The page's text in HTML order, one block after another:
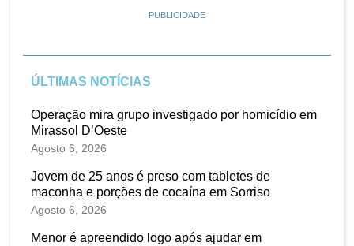
PUBLICIDADE
ÚLTIMAS NOTÍCIAS
Operação mira grupo investigado por homicídio em
Mirassol D’Oeste
Agosto 6, 2026
Jovem de 25 anos é preso com tabletes de
maconha e porções de cocaína em Sorriso
Agosto 6, 2026
Menor é apreendido logo após ajudar em